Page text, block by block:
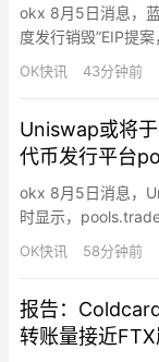
okx 8月5日消息，
度发行销毁”EIP提
部分DeFi玩法，更
其他链的收益都会
例越接近50%时销
OK快讯 43分钟前
Uniswap或将
代币发行平台
okx 8月5日消息，
时显示，
推出。据加密KOL
Chain开发名为
OK快讯 58分钟前
报告：
转账量接近